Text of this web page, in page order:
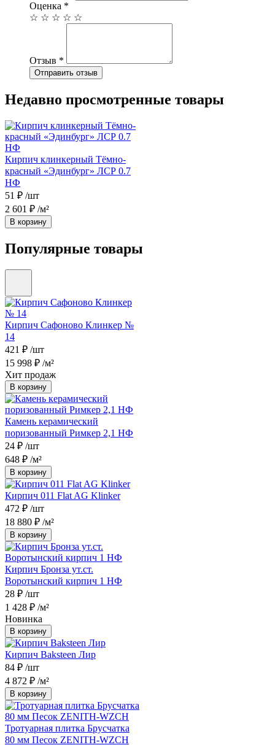
Оценка *
☆ ☆ ☆ ☆ ☆
Отзыв *
Отправить отзыв
Недавно просмотренные товары
Кирпич клинкерный Тёмно-
красный «Эдинбург» ЛСР 0.7
НФ
51 ₽ /шт
2 601 ₽ /м²
В корзину
Популярные товары
Кирпич Сафоново Клинкер №
14
421 ₽ /шт
15 998 ₽ /м²
Хит продаж
В корзину
Камень керамический
поризованный Римкер 2,1 НФ
24 ₽ /шт
648 ₽ /м²
В корзину
Кирпич 011 Flat AG Klinker
472 ₽ /шт
18 880 ₽ /м²
В корзину
Кирпич Бронза ут.ст.
Воротынский кирпич 1 НФ
28 ₽ /шт
1 428 ₽ /м²
Новинка
В корзину
Кирпич Baksteen Лир
84 ₽ /шт
4 872 ₽ /м²
В корзину
Тротуарная плитка Брусчатка
80 мм Песок ZENITH-WZCH